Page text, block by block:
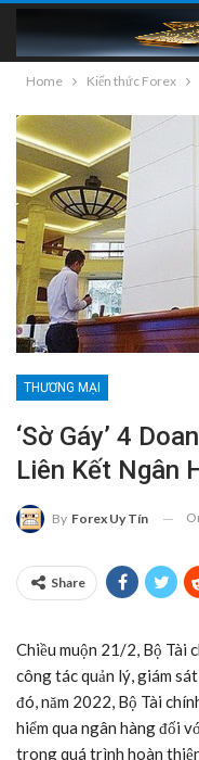
Home Kiến thức Forex
THƯƠNG MẠI
‘Sờ Gáy’ 4
Liên Kết Ngân
By Forex Uy Tín
Share
Chiều muộn 21/2, Bộ Tài
công tác quản lý, giám
đó, năm 2022, Bộ Tài
hiểm qua ngân hàng đối
trong quá trình hoàn